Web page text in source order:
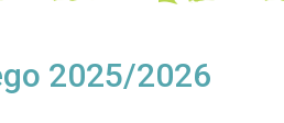
2025/2026